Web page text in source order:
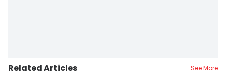
Related Articles See More